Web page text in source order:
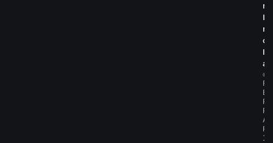
n
I
m
o
l
a
©
F
E
R
R
A
R
I